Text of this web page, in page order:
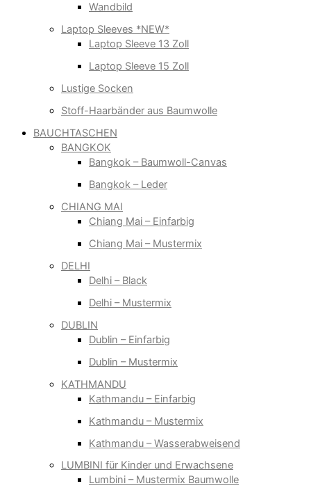
Wandbild
Laptop Sleeves *NEW*
Laptop Sleeve 13 Zoll
Laptop Sleeve 15 Zoll
Lustige Socken
Stoff-Haarbänder aus Baumwolle
BAUCHTASCHEN
BANGKOK
Bangkok – Baumwoll-Canvas
Bangkok – Leder
CHIANG MAI
Chiang Mai – Einfarbig
Chiang Mai – Mustermix
DELHI
Delhi – Black
Delhi – Mustermix
DUBLIN
Dublin – Einfarbig
Dublin – Mustermix
KATHMANDU
Kathmandu – Einfarbig
Kathmandu – Mustermix
Kathmandu – Wasserabweisend
LUMBINI für Kinder und Erwachsene
Lumbini – Mustermix Baumwolle